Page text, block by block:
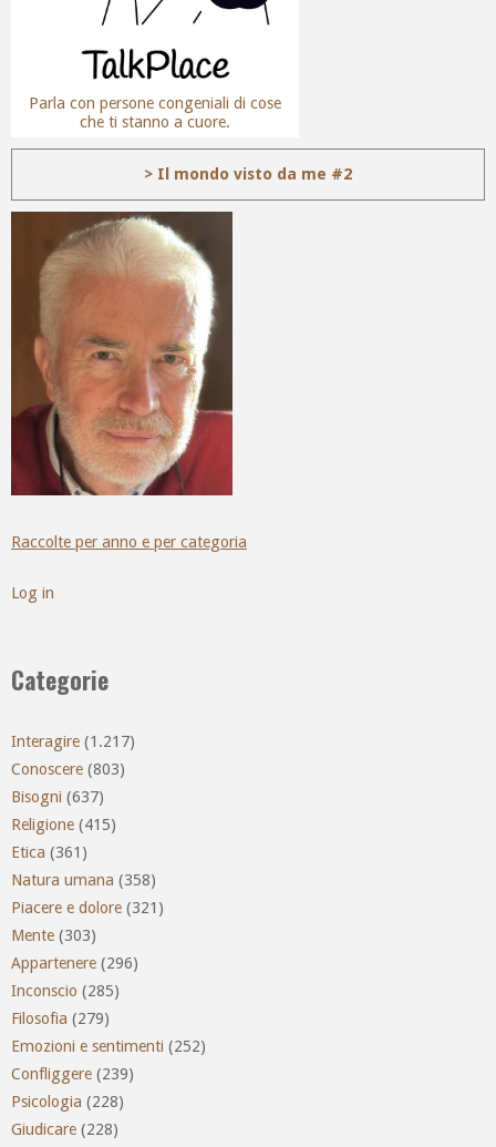
Parla con persone congeniali di cose
che ti stanno a cuore.
> Il mondo visto da me #2
Raccolte per anno e per categoria
Log in
Categorie
Interagire (1.217)
Conoscere (803)
Bisogni (637)
Religione (415)
Etica (361)
Natura umana (358)
Piacere e dolore (321)
Mente (303)
Appartenere (296)
Inconscio (285)
Filosofia (279)
Emozioni e sentimenti (252)
Confliggere (239)
Psicologia (228)
Giudicare (228)